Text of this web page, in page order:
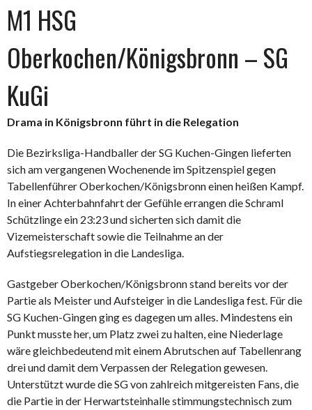
M1 HSG
Oberkochen/Königsbronn – SG
KuGi
Drama in Königsbronn führt in die Relegation
Die Bezirksliga-Handballer der SG Kuchen-Gingen lieferten
sich am vergangenen Wochenende im Spitzenspiel gegen
Tabellenführer Oberkochen/Königsbronn einen heißen Kampf.
In einer Achterbahnfahrt der Gefühle errangen die Schraml
Schützlinge ein 23:23 und sicherten sich damit die
Vizemeisterschaft sowie die Teilnahme an der
Aufstiegsrelegation in die Landesliga.
Gastgeber Oberkochen/Königsbronn stand bereits vor der
Partie als Meister und Aufsteiger in die Landesliga fest. Für die
SG Kuchen-Gingen ging es dagegen um alles. Mindestens ein
Punkt musste her, um Platz zwei zu halten, eine Niederlage
wäre gleichbedeutend mit einem Abrutschen auf Tabellenrang
drei und damit dem Verpassen der Relegation gewesen.
Unterstützt wurde die SG von zahlreich mitgereisten Fans, die
die Partie in der Herwartsteinhalle stimmungstechnisch zum